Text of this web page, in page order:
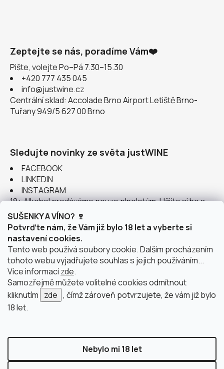
SUŠENKY A VÍNO? 🍷
Potvrďte nám, že Vám již bylo 18 let a vyberte si
nastavení cookies.
Tento web používá soubory cookie. Dalším procházením
tohoto webu vyjadřujete souhlas s jejich používáním...
Více informacízde.
Samozřejmě můžete volitelné cookies odmítnout
kliknutím zde , čímž zároveň potvrzujete, že vám již bylo
18 let.
Nebylo mi 18 let
Zeptejte se nás, poradíme Vám❤️
Pište, volejte Po–Pá 7.30–15.30
+420 777 435 045
info@justwine.cz
Centrální sklad: Accolade Brno Airport Letiště Brno-
Tuřany 949/5 627 00 Brno
Sledujte novinky ze světa justWINE
FACEBOOK
LINKEDIN
INSTAGRAM
18+ Alkohol prodáváme pouze plnoletým. Užijte si ho s
rozumem.
Instagram